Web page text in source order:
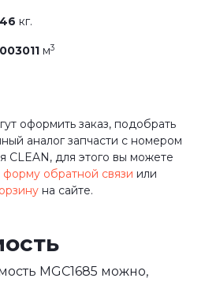
кг.
м3
оформить заказ, подобрать
аналог запчасти с номером
CLEAN, для этого вы можете
форму обратной связи или
на сайте.
MGC1685 можно,